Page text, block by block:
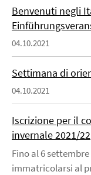
Benvenuti negli
04.10.2021
Settimana di
04.10.2021
Iscrizione per il
invernale 2021/22
Fino al 6
immatricolarsi al